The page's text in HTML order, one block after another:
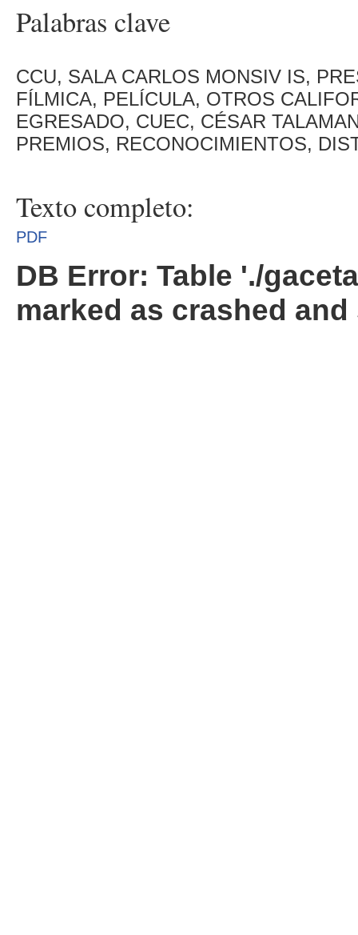
Palabras clave
CCU, SALA CARLOS MONSIV IS,
FÍLMICA, PELÍCULA, OTROS
EGRESADO, CUEC, CÉSAR
PREMIOS, RECONOCIMIENTOS,
Texto completo:
PDF
DB Error: Table './
marked as crashed